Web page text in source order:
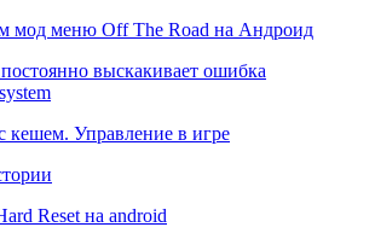
мод меню Off The Road на Андроид
выскакивает ошибка
кешем. Управление в игре
Reset на android